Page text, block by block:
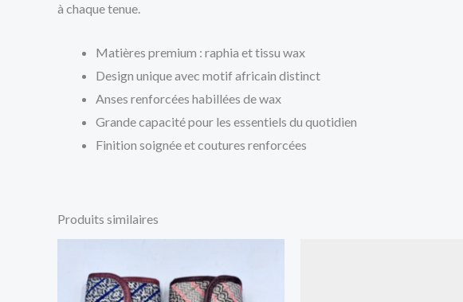
à chaque tenue.
Matières premium : raphia et tissu wax
Design unique avec motif africain distinct
Anses renforcées habillées de wax
Grande capacité pour les essentiels du quotidien
Finition soignée et coutures renforcées
Produits similaires